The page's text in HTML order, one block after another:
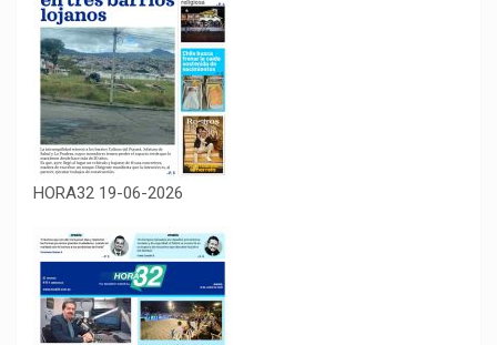
HORA32 19-06-2026